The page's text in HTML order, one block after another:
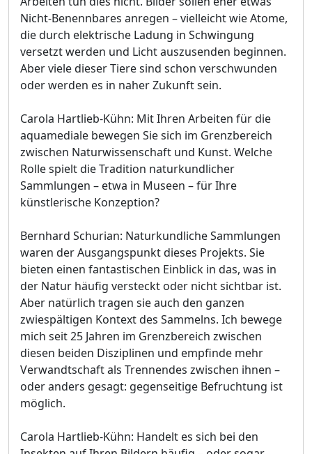
Nicht-Benennbares anregen – vielleicht wie Atome,
die durch elektrische Ladung in Schwingung
versetzt werden und Licht auszusenden beginnen.
Aber viele dieser Tiere sind schon verschwunden
oder werden es in naher Zukunft sein.
Carola Hartlieb-Kühn: Mit Ihren Arbeiten für die
aquamediale bewegen Sie sich im Grenzbereich
zwischen Naturwissenschaft und Kunst. Welche
Rolle spielt die Tradition naturkundlicher
Sammlungen – etwa in Museen – für Ihre
künstlerische Konzeption?
Bernhard Schurian: Naturkundliche Sammlungen
waren der Ausgangspunkt dieses Projekts. Sie
bieten einen fantastischen Einblick in das, was in
der Natur häufig versteckt oder nicht sichtbar ist.
Aber natürlich tragen sie auch den ganzen
zwiespältigen Kontext des Sammelns. Ich bewege
mich seit 25 Jahren im Grenzbereich zwischen
diesen beiden Disziplinen und empfinde mehr
Verwandtschaft als Trennendes zwischen ihnen –
oder anders gesagt: gegenseitige Befruchtung ist
möglich.
Carola Hartlieb-Kühn: Handelt es sich bei den